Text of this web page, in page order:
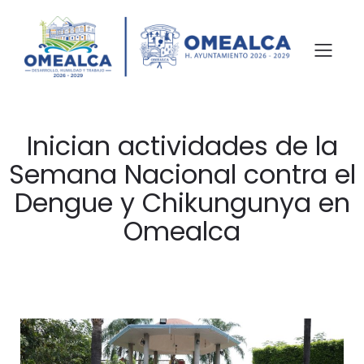
Inician actividades de la
Semana Nacional contra el
Dengue y Chikungunya en
Omealca